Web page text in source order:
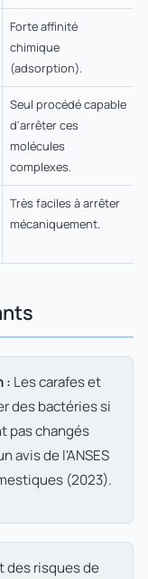
Forte affinité
chimique
(adsorption).
Seul procédé capable
d'arrêter ces
molécules
complexes.
Très faciles à arrêter
mécaniquement.
: Les carafes et
des bactéries si
pas changés
avis de l'ANSES
(2023).
des risques de